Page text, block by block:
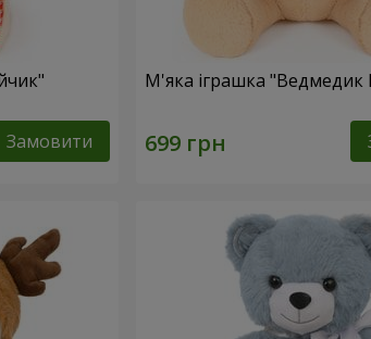
Замовити
М'яка іграшка "Ведмедик